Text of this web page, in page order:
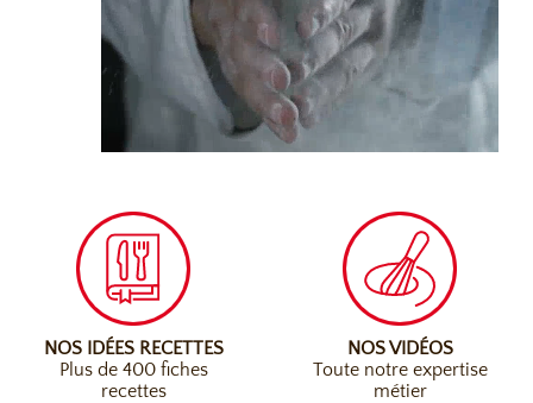
NOS IDÉES RECETTES
Plus de 400 fiches
recettes
NOS VIDÉOS
Toute notre expertise
métier